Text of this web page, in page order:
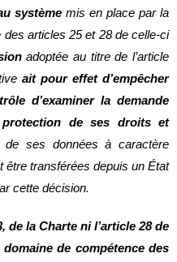
système mis en place par la
des articles 25 et 28 de celle-ci
adoptée au titre de l’article
ait pour effet d’empêcher
d’examiner la demande
de ses droits et
de ses données à caractère
être transférées depuis un État
cette décision.
de la Charte ni l’article 28 de
de compétence des